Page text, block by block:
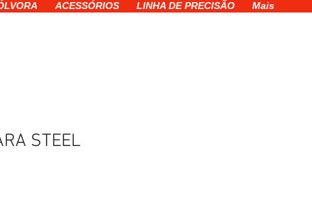
ACESSÓRIOS LINHA DE PRECISÃO Mais
STEEL